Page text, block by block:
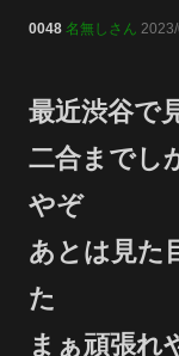
0048 名無しさん
最近渋谷で
二合までし
やぞ
あとは見た
た
まぁ頑張れ